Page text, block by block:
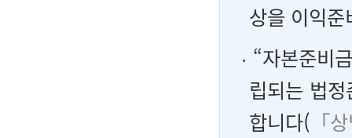
상을 이익
“자본준비
립되는 법
합니다( 「